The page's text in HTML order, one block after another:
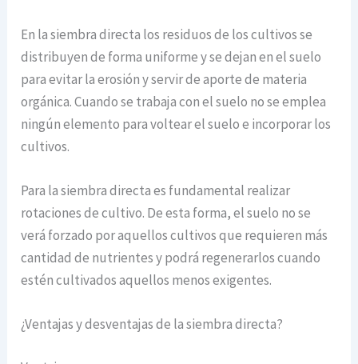
En la siembra directa los residuos de los cultivos se
distribuyen de forma uniforme y se dejan en el suelo
para evitar la erosión y servir de aporte de materia
orgánica. Cuando se trabaja con el suelo no se emplea
ningún elemento para voltear el suelo e incorporar los
cultivos.
Para la siembra directa es fundamental realizar
rotaciones de cultivo. De esta forma, el suelo no se
verá forzado por aquellos cultivos que requieren más
cantidad de nutrientes y podrá regenerarlos cuando
estén cultivados aquellos menos exigentes.
¿Ventajas y desventajas de la siembra directa?